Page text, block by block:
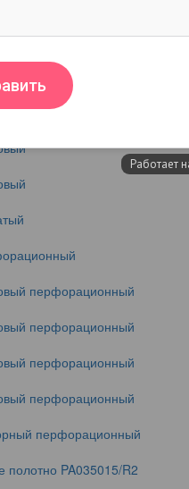
(для резки рулонов)
перфорационный
перфорационный
перфорационный
перфорационный
перфорационный
полотно PA035015/R2